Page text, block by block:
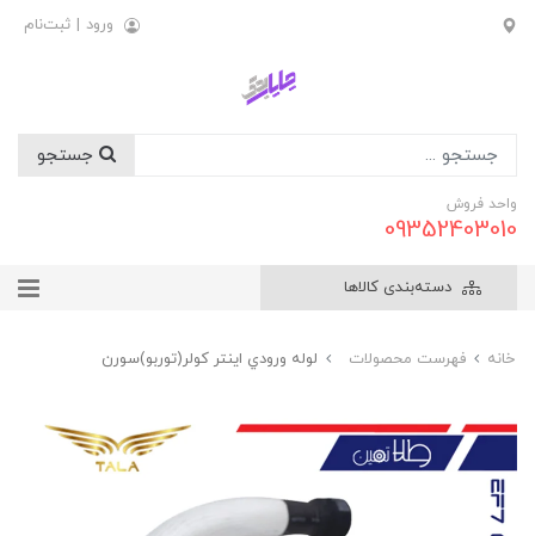
ورود | ثبت‌نام
واحد فروش
09352403010
دسته‌بندی کالاها
خانه فهرست محصولات لوله ورودي اينتر کولر(توربو)سورن